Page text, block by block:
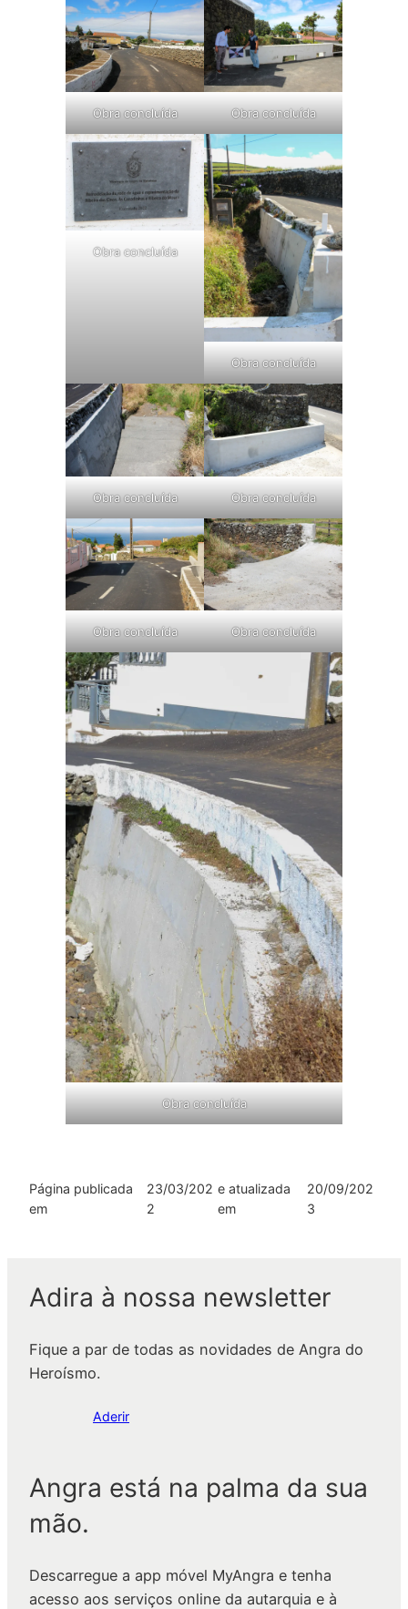
Obra concluída Obra concluída
Obra concluída
Obra concluída
Obra concluída Obra concluída
Obra concluída Obra concluída
Obra concluída
Página publicada
em
23/03/202
2
e atualizada
em
20/09/202
3
Adira à nossa newsletter
Fique a par de todas as novidades de Angra do
Heroísmo.
Aderir
Angra está na palma da sua
mão.
Descarregue a app móvel MyAngra e tenha
acesso aos serviços online da autarquia e à